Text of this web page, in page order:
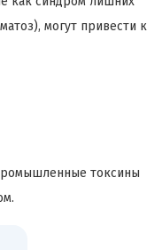
могут привести к
токсины